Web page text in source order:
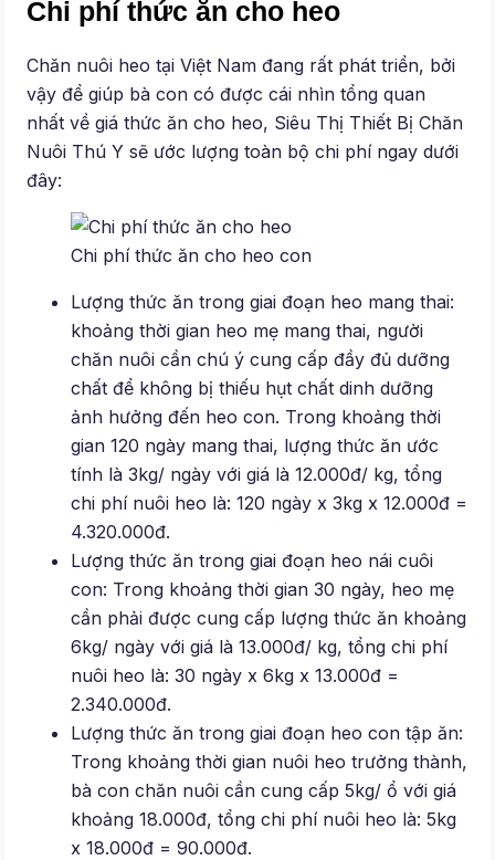
Chi phí thức ăn cho heo
Chăn nuôi heo tại Việt Nam đang rất phát triển, bởi
vậy để giúp bà con có được cái nhìn tổng quan
nhất về giá thức ăn cho heo, Siêu Thị Thiết Bị Chăn
Nuôi Thú Y sẽ ước lượng toàn bộ chi phí ngay dưới
đây:
Chi phí thức ăn cho heo con
Lượng thức ăn trong giai đoạn heo mang thai:
khoảng thời gian heo mẹ mang thai, người
chăn nuôi cần chú ý cung cấp đầy đủ dưỡng
chất để không bị thiếu hụt chất dinh dưỡng
ảnh hưởng đến heo con. Trong khoảng thời
gian 120 ngày mang thai, lượng thức ăn ước
tính là 3kg/ ngày với giá là 12.000đ/ kg, tổng
chi phí nuôi heo là: 120 ngày x 3kg x 12.000đ =
4.320.000đ.
Lượng thức ăn trong giai đoạn heo nái cuôi
con: Trong khoảng thời gian 30 ngày, heo mẹ
cần phải được cung cấp lượng thức ăn khoảng
6kg/ ngày với giá là 13.000đ/ kg, tổng chi phí
nuôi heo là: 30 ngày x 6kg x 13.000đ =
2.340.000đ.
Lượng thức ăn trong giai đoạn heo con tập ăn:
Trong khoảng thời gian nuôi heo trưởng thành,
bà con chăn nuôi cần cung cấp 5kg/ ổ với giá
khoảng 18.000đ, tổng chi phí nuôi heo là: 5kg
x 18.000đ = 90.000đ.